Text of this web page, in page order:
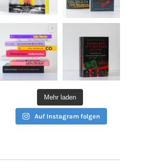
Mehr laden
Auf Instagram folgen